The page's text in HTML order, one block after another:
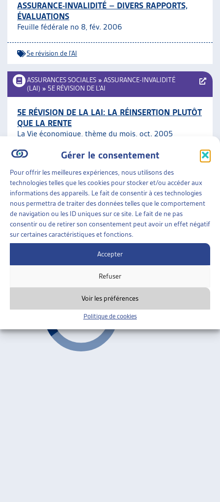
Gérer le consentement
Pour offrir les meilleures expériences, nous utilisons des
technologies telles que les cookies pour stocker et/ou accéder aux
informations des appareils. Le fait de consentir à ces technologies
nous permettra de traiter des données telles que le comportement
de navigation ou les ID uniques sur ce site. Le fait de ne pas
consentir ou de retirer son consentement peut avoir un effet négatif
sur certaines caractéristiques et fonctions.
Accepter
Refuser
Voir les préférences
Politique de cookies
ASSURANCE-INVALIDITÉ – DIVERS RAPPORTS,
ÉVALUATIONS
Feuille fédérale no 8, fév. 2006
5e révision de l'AI
ASSURANCES SOCIALES » ASSURANCE-INVALIDITÉ
(LAI) » 5E RÉVISION DE L’AI
5E RÉVISION DE LA LAI: LA RÉINSERTION PLUTÔT
QUE LA RENTE
La Vie économique, thème du mois, oct. 2005
5e révision de l'AI
ASSURANCES SOCIALES»ASSURANCE-INVALIDITÉ
(LAI)»5E RÉVISION DE L’AI
PERSPECTIVES DE L’ASSURANCE-INVALIDITÉ ET
PÉRÉQUATION
Josée Martin, dossier du mois, juil. 2004
5e révision de l'AI,Transferts de charges ARTIAS